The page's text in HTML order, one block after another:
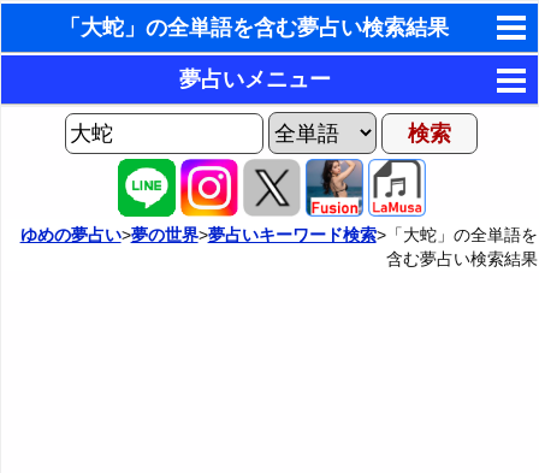
「大蛇」の全単語を含む夢占い検索結果
東洋・西洋占星術
ホラリー占星術
手相占いで未来診断
タロットカードで無料占い
夢占いメニュー
AIゆめの夢占いチャット
ヨセフの夢占い
夢占い掲示板
ゆめの夢占い>夢の世界>夢占いキーワード検索>「大蛇」の全単語を
含む夢占い検索結果